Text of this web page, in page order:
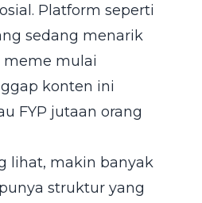
Platform seperti
sedang menarik
meme mulai
konten ini
FYP jutaan orang
lihat, makin banyak
struktur yang